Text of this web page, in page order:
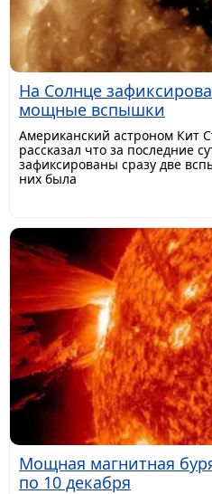
На Солнце
мощные вспышки
Американский астроном Кит
рассказал что за последние
зафиксированы сразу две
них была
Мощная магнитная
по 10 декабря